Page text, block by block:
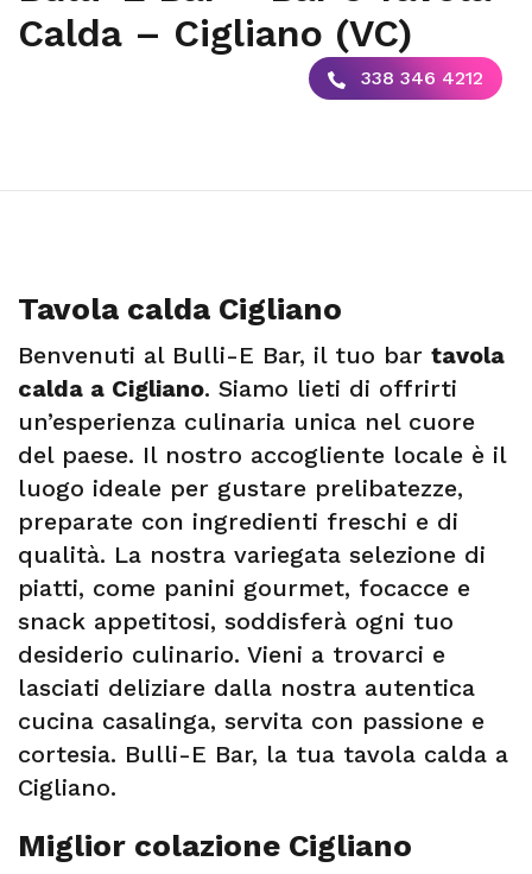
Calda – Cigliano (VC)
338 346 4212
Tavola calda Cigliano
Benvenuti al Bulli-E Bar, il tuo bar tavola
calda a Cigliano. Siamo lieti di offrirti
un’esperienza culinaria unica nel cuore
del paese. Il nostro accogliente locale è il
luogo ideale per gustare prelibatezze,
preparate con ingredienti freschi e di
qualità. La nostra variegata selezione di
piatti, come panini gourmet, focacce e
snack appetitosi, soddisferà ogni tuo
desiderio culinario. Vieni a trovarci e
lasciati deliziare dalla nostra autentica
cucina casalinga, servita con passione e
cortesia. Bulli-E Bar, la tua tavola calda a
Cigliano.
Miglior colazione Cigliano